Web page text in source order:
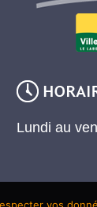
Lundi au